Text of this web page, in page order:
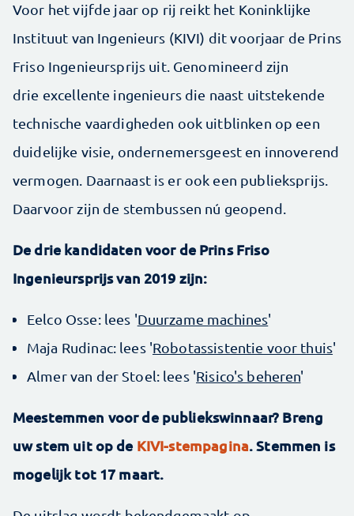
Voor het vijfde jaar op rij reikt het Koninklijke
Instituut van Ingenieurs (KIVI) dit voorjaar de Prins
Friso Ingenieursprijs uit. Genomineerd zijn
drie excellente ingenieurs die naast uitstekende
technische vaardigheden ook uitblinken op een
duidelijke visie, ondernemersgeest en innoverend
vermogen. Daarnaast is er ook een publieksprijs.
Daarvoor zijn de stembussen nú geopend.
De drie kandidaten voor de Prins Friso
Ingenieursprijs van 2019 zijn:
Eelco Osse: lees 'Duurzame machines'
Maja Rudinac: lees 'Robotassistentie voor thuis'
Almer van der Stoel: lees 'Risico's beheren'
Meestemmen voor de publiekswinnaar? Breng
uw stem uit op de KIVI-stempagina. Stemmen is
mogelijk tot 17 maart.